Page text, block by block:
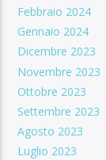
Febbraio 2024
Gennaio 2024
Dicembre 2023
Novembre 2023
Ottobre 2023
Settembre 2023
Agosto 2023
Luglio 2023